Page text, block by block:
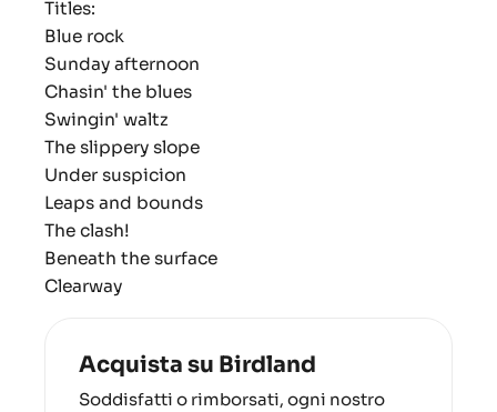
Titles:
Blue rock
Sunday afternoon
Chasin' the blues
Swingin' waltz
The slippery slope
Under suspicion
Leaps and bounds
The clash!
Beneath the surface
Clearway
Acquista su Birdland
Soddisfatti o rimborsati, ogni nostro